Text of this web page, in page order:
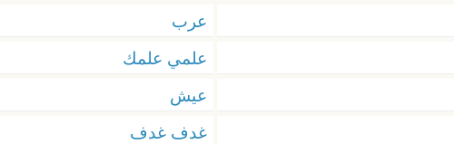
عرب
علمي علمك
عيش
غدف غدف